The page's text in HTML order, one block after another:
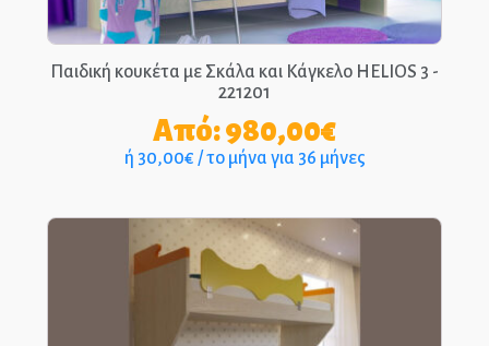
Παιδική κουκέτα με Σκάλα και Κάγκελο HELIOS 3 -
221201
Από:980,00€
ή 30,00€ / το μήνα για 36 μήνες